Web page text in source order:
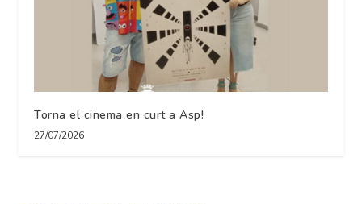
Torna el cinema en curt a Asp!
27/07/2026